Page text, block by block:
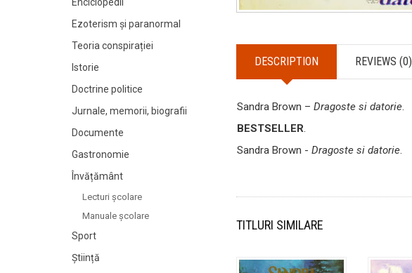
DESCRIPTION REVIEWS (0)
Sandra Brown – Dragoste si datorie.
BESTSELLER.
Sandra Brown - Dragoste si datorie.
TITLURI SIMILARE
Ezoterism și paranormal
Teoria conspirației
Istorie
Doctrine politice
Jurnale, memorii, biografii
Documente
Gastronomie
Învățământ
Lecturi şcolare
Manuale şcolare
Sport
Știință